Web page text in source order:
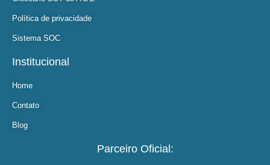
Política de privacidade
Sistema SOC
Institucional
Home
Contato
Blog
Parceiro Oficial: